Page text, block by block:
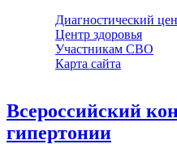
Диагностический
Центр здоровья
Участникам СВО
Карта сайта
Всероссийский
гипертонии